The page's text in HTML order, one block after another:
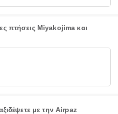
πτήσεις Miyakojima και
με την Airpaz